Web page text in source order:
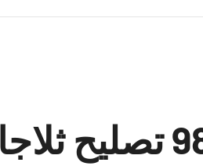
فني ثلاجات الخيران 98577272